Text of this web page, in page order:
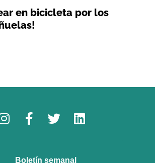
en bicicleta por los
Boletín semanal